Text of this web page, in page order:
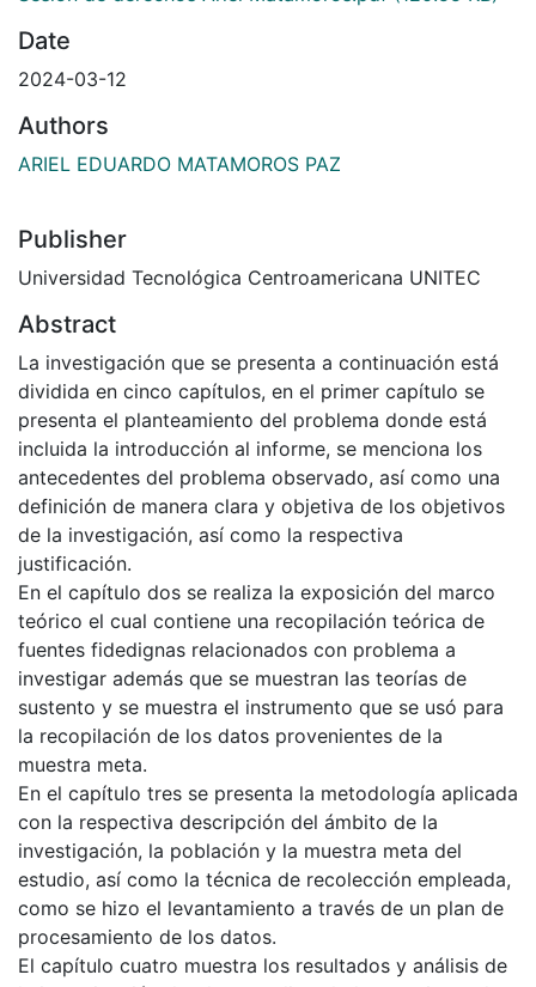
Date
2024-03-12
Authors
ARIEL EDUARDO MATAMOROS PAZ
Publisher
Universidad Tecnológica Centroamericana UNITEC
Abstract
La investigación que se presenta a continuación está
dividida en cinco capítulos, en el primer capítulo se
presenta el planteamiento del problema donde está
incluida la introducción al informe, se menciona los
antecedentes del problema observado, así como una
definición de manera clara y objetiva de los objetivos
de la investigación, así como la respectiva
justificación.
En el capítulo dos se realiza la exposición del marco
teórico el cual contiene una recopilación teórica de
fuentes fidedignas relacionados con problema a
investigar además que se muestran las teorías de
sustento y se muestra el instrumento que se usó para
la recopilación de los datos provenientes de la
muestra meta.
En el capítulo tres se presenta la metodología aplicada
con la respectiva descripción del ámbito de la
investigación, la población y la muestra meta del
estudio, así como la técnica de recolección empleada,
como se hizo el levantamiento a través de un plan de
procesamiento de los datos.
El capítulo cuatro muestra los resultados y análisis de